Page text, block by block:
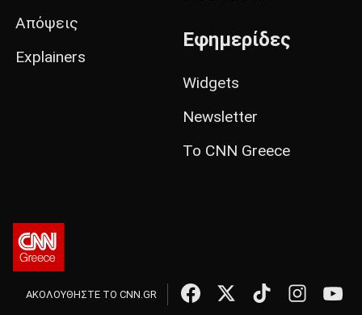
Απόψεις
Explainers
Εφημερίδες
Widgets
Newsletter
Το CNN Greece
ΑΚΟΛΟΥΘΗΣΤΕ ΤΟ CNN.GR